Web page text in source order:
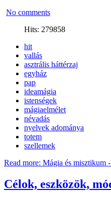
No comments
Hits: 279858
hit
vallás
asztrális háttérzaj
egyház
pap
ideamágia
istenségek
mágiaelmélet
névadás
nyelvek adománya
totem
szellemek
Read more: Mágia és misztikum
Célok, eszközök,